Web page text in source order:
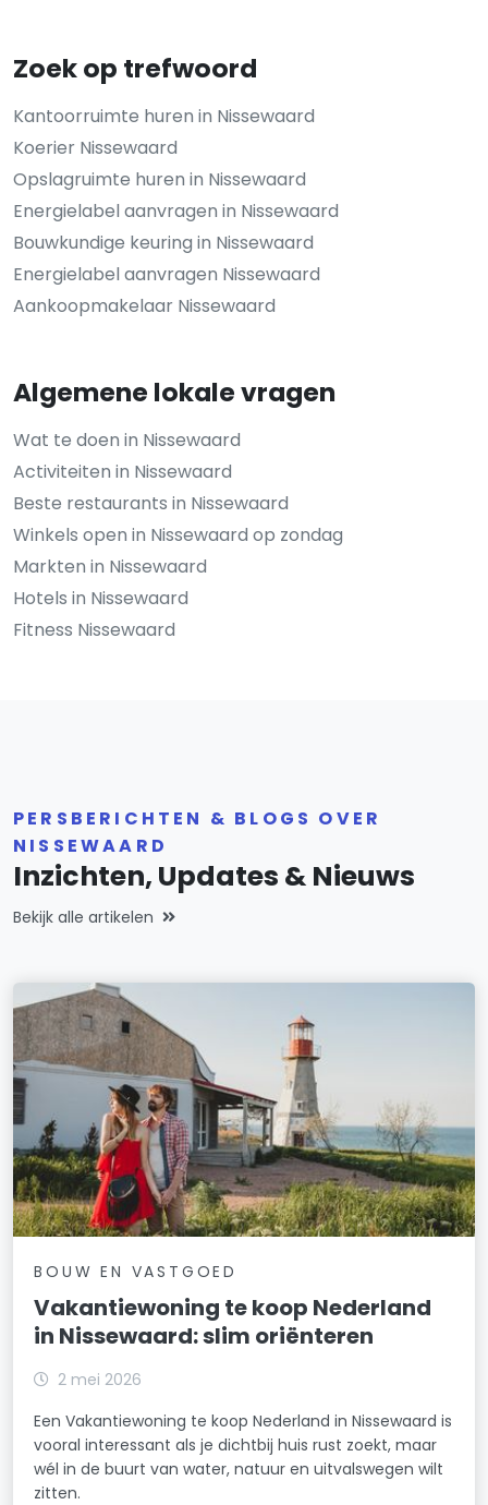
Zoek op trefwoord
Kantoorruimte huren in Nissewaard
Koerier Nissewaard
Opslagruimte huren in Nissewaard
Energielabel aanvragen in Nissewaard
Bouwkundige keuring in Nissewaard
Energielabel aanvragen Nissewaard
Aankoopmakelaar Nissewaard
Algemene lokale vragen
Wat te doen in Nissewaard
Activiteiten in Nissewaard
Beste restaurants in Nissewaard
Winkels open in Nissewaard op zondag
Markten in Nissewaard
Hotels in Nissewaard
Fitness Nissewaard
PERSBERICHTEN & BLOGS OVER
NISSEWAARD
Inzichten, Updates & Nieuws
Bekijk alle artikelen
BOUW EN VASTGOED
Vakantiewoning te koop Nederland
in Nissewaard: slim oriënteren
2 mei 2026
Een Vakantiewoning te koop Nederland in Nissewaard is
vooral interessant als je dichtbij huis rust zoekt, maar
wél in de buurt van water, natuur en uitvalswegen wilt
zitten.